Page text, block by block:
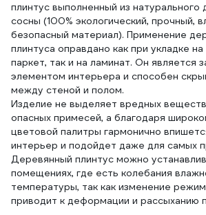
плинтус выполненный из натурального
сосны (100% экологический, прочный,
безопасный материал). Применение
плинтуса оправдано как при укладке
паркет, так и на ламинат. Он является
элементом интерьера и способен
между стеной и полом.
Изделие не выделяет вредных
опасных примесей, а благодаря
цветовой палитры гармонично
интерьер и подойдет даже для самых
Деревянный плинтус можно
помещениях, где есть колебания
температуры, так как изменение
приводит к деформации и рассыханию